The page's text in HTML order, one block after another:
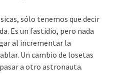
sólo tenemos que decir
Es un fastidio, pero nada
al incrementar la
Un cambio de losetas
a otro astronauta.